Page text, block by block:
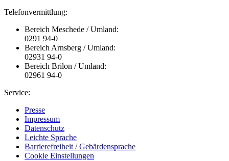
Telefonvermittlung:
Bereich Meschede / Umland:
0291 94-0
Bereich Arnsberg / Umland:
02931 94-0
Bereich Brilon / Umland:
02961 94-0
Service:
Presse
Impressum
Datenschutz
Leichte Sprache
Barrierefreiheit / Gebärdensprache
Cookie Einstellungen